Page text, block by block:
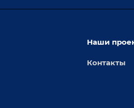
Наши
Контакты